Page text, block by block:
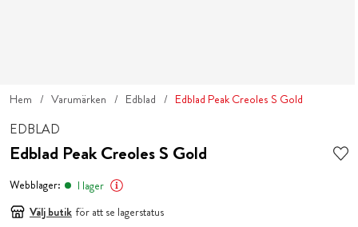
Hem Varumärken Edblad Edblad Peak Creoles S Gold
EDBLAD
Edblad Peak Creoles S Gold
Webblager:
I lager
Välj butik för att se lagerstatus